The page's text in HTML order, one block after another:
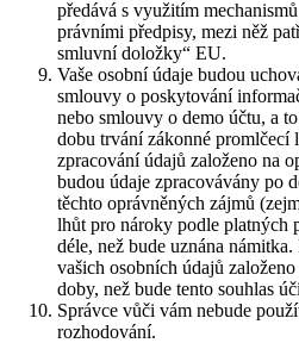
předává s využitím
právními předpisy, mezi něž
smluvní doložky“ EU.
Vaše osobní údaje budou
smlouvy o poskytování
nebo smlouvy o demo účtu, a
dobu trvání zákonné promlčecí
zpracování údajů založeno na
budou údaje zpracovávány po
těchto oprávněných zájmů
lhůt pro nároky podle platných
déle, než bude uznána
vašich osobních údajů
doby, než bude tento souhlas
Správce vůči vám nebude
rozhodování.